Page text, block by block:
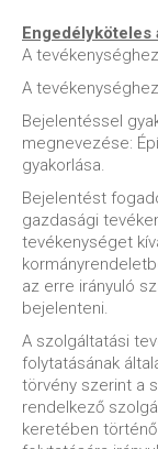
Engedélyköteles
A
A
Bejelentéssel
megnevezése:
gyakorlása.
Bejelentést
gazdasági
tevékenységet
az erre irányuló
bejelenteni.
A szolgáltatási
folytatásának
törvény szerint a
rendelkező
keretében